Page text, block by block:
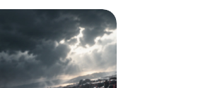
Instagram
Youtube